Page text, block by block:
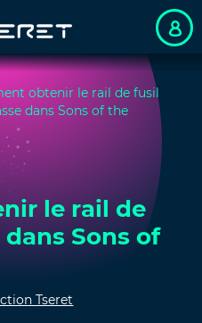
obtenir le rail de fusil
dans Sons of the
le rail de
Sons of
Tseret